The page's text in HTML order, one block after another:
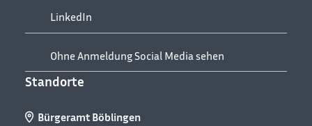
LinkedIn
Ohne Anmeldung Social Media sehen
Standorte
Bürgeramt Böblingen